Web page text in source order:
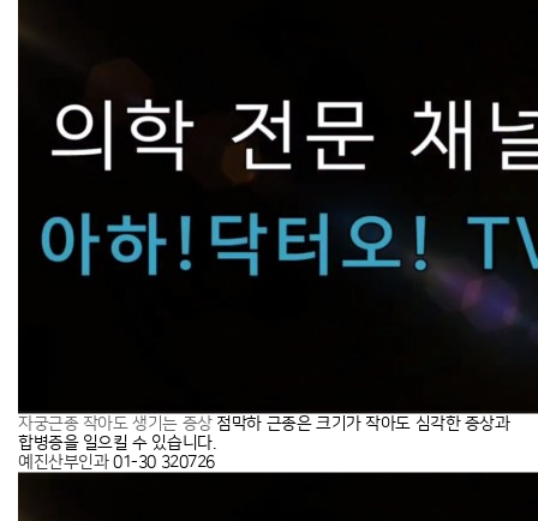
자궁근종 작아도 생기는 증상 점막하 근종은 크기가 작아도 심각한 증상과
합병증을 일으킬 수 있습니다.
예진산부인과 01-30 320726